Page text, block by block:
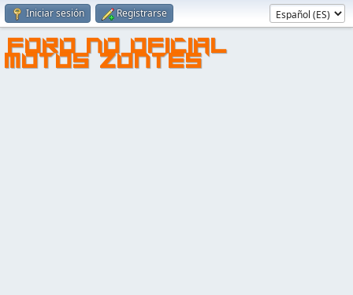
Iniciar sesión Registrarse
FORO NO OFICIAL
MOTOS ZONTES